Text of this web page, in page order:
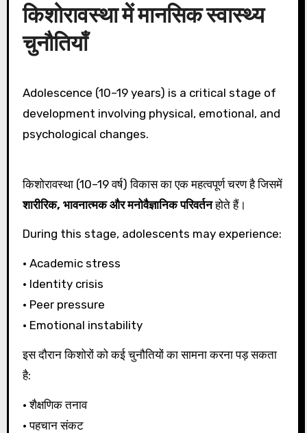
किशोरावस्था में मानसिक स्वास्थ्य
चुनौतियाँ
Adolescence (10–19 years) is a critical stage of
development involving physical, emotional, and
psychological changes.
किशोरावस्था (10–19 वर्ष) विकास का एक महत्वपूर्ण चरण है जिसमें
शारीरिक, भावनात्मक और मनोवैज्ञानिक परिवर्तनहोते हैं।
During this stage, adolescents may experience:
• Academic stress
• Identity crisis
• Peer pressure
• Emotional instability
इस दौरान किशोरों को कई चुनौतियों का सामना करना पड़ सकता
है:
• शैक्षणिक तनाव
• पहचान संकट